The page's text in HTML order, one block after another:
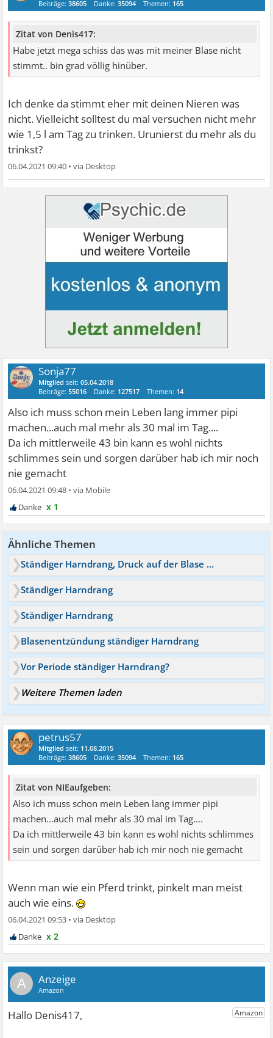
Beiträge:38605 Danke:35094 Themen: 165
Zitat von Denis417:
Habe jetzt mega schiss das was mit meiner Blase nicht
stimmt.. bin grad völlig hinüber.
Ich denke da stimmt eher mit deinen Nieren was
nicht. Vielleicht solltest du mal versuchen nicht mehr
wie 1,5 l am Tag zu trinken. Urunierst du mehr als du
trinkst?
06.04.2021 09:40 •
Sonja77
Mitglied seit:05.04.2018
Beiträge:55016 Danke: 127517 Themen: 14
Also ich muss schon mein Leben lang immer pipi
machen...auch mal mehr als 30 mal im Tag....
Da ich mittlerweile 43 bin kann es wohl nichts
schlimmes sein und sorgen darüber hab ich mir noch
nie gemacht
06.04.2021 09:48 •
x 1
Ähnliche Themen
Ständiger Harndrang, Druck auf der Blase ich werde irre
Ständiger Harndrang
Ständiger Harndrang
Blasenentzündung ständiger Harndrang
Vor Periode ständiger Harndrang?
Weitere Themen laden
petrus57
Mitglied seit: 11.08.2015
Beiträge:38605 Danke:35094 Themen: 165
Zitat von NIEaufgeben:
Also ich muss schon mein Leben lang immer pipi
machen...auch mal mehr als 30 mal im Tag....
Da ich mittlerweile 43 bin kann es wohl nichts schlimmes
sein und sorgen darüber hab ich mir noch nie gemacht
Wenn man wie ein Pferd trinkt, pinkelt man meist
auch wie eins.
06.04.2021 09:53 •
x 2
A